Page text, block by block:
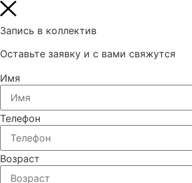
Запись в коллектив
Оставьте заявку и с вами свяжутся
Имя
Телефон
Возраст